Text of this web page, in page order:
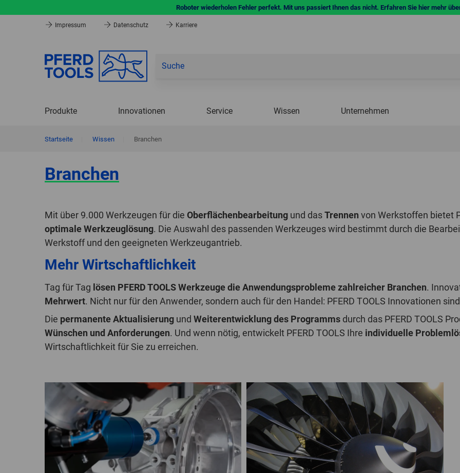
Roboter wiederholen Fehler perfekt. Mit uns passiert Ihnen das nicht. Erfahren Sie hier mehr
Impressum Datenschutz Karriere
Produkte Innovationen Service Wissen Unternehmen
Startseite Wissen Branchen
Branchen
Mit über 9.000 Werkzeugen für die Oberflächenbearbeitung und dasTrennen von Werkstoffen bietet
optimale Werkzeuglösung. Die Auswahl des passenden Werkzeuges wird bestimmt durch die
Werkstoff und den geeigneten Werkzeugantrieb.
Mehr Wirtschaftlichkeit
Tag für Tag lösen PFERD TOOLS Werkzeuge die Anwendungsprobleme zahlreicher Branchen.
Mehrwert. Nicht nur für den Anwender, sondern auch für den Handel: PFERD TOOLS Innovationen sind
Die permanente Aktualisierung und Weiterentwicklung des Programms durch das PFERD TOOLS
Wünschen und Anforderungen. Und wenn nötig, entwickelt PFERD TOOLS Ihre individuelle
Wirtschaftlichkeit für Sie zu erreichen.